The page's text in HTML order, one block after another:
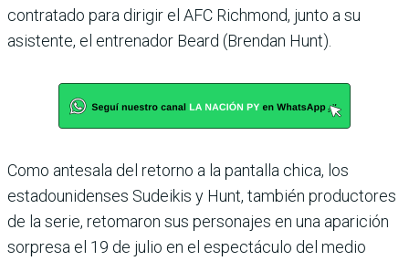
contratado para dirigir el AFC Richmond, junto a su
asistente, el entrenador Beard (Brendan Hunt).
Como antesala del retorno a la pantalla chica, los
estadounidenses Sudeikis y Hunt, también productores
de la serie, retomaron sus personajes en una aparición
sorpresa el 19 de julio en el espectáculo del medio